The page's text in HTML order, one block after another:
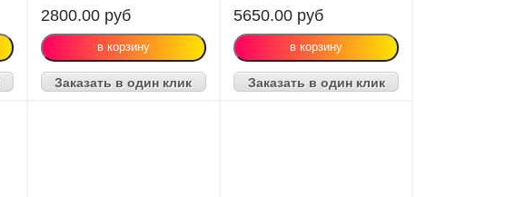
2800.00 руб
Заказать в один клик
5650.00 руб
Заказать в один клик